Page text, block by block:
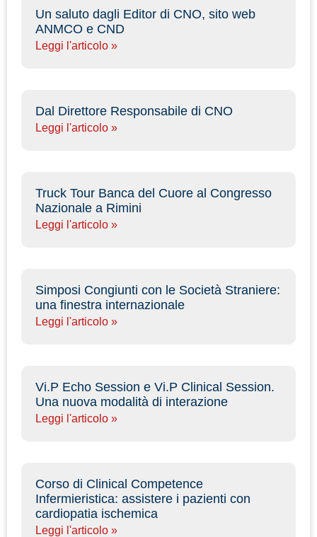
Un saluto dagli Editor di CNO, sito web
ANMCO e CND
Leggi l'articolo »
Dal Direttore Responsabile di CNO
Leggi l'articolo »
Truck Tour Banca del Cuore al Congresso
Nazionale a Rimini
Leggi l'articolo »
Simposi Congiunti con le Società Straniere:
una finestra internazionale
Leggi l'articolo »
Vi.P Echo Session e Vi.P Clinical Session.
Una nuova modalità di interazione
Leggi l'articolo »
Corso di Clinical Competence
Infermieristica: assistere i pazienti con
cardiopatia ischemica
Leggi l'articolo »